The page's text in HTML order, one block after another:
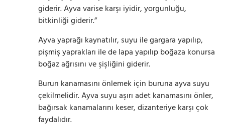
giderir. Ayva varise karşı iyidir, yorgunluğu,
bitkinliği giderir.”
Ayva yaprağı kaynatılır, suyu ile gargara yapılıp,
pişmiş yaprakları ile de lapa yapılıp boğaza konursa
boğaz ağrısını ve şişliğini giderir.
Burun kanamasını önlemek için buruna ayva suyu
çekilmelidir. Ayva suyu aşırı adet kanamasını önler,
bağırsak kanamalarını keser, dizanteriye karşı çok
faydalıdır.